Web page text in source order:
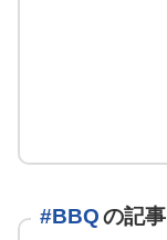
#BBQの記事